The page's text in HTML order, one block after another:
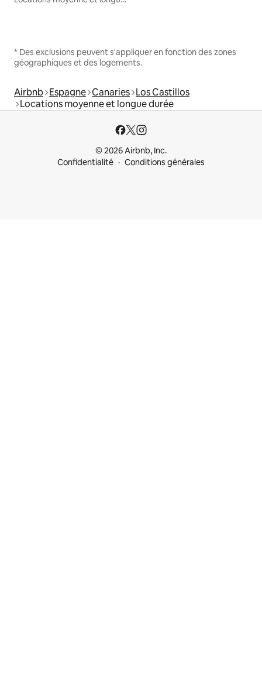
* Des exclusions peuvent s'appliquer en fonction des zones
géographiques et des logements.
Airbnb Espagne Canaries Los Castillos
Locations moyenne et longue durée
© 2026 Airbnb, Inc.
Confidentialité
Conditions générales